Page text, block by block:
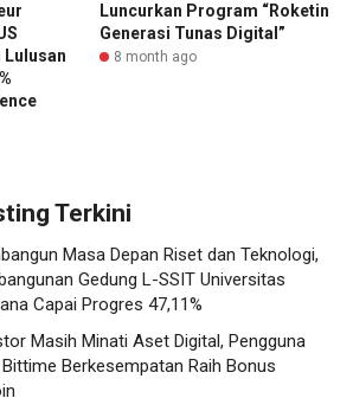
Lulusan
Luncurkan Program “Roketin
Generasi Tunas Digital”
8 month ago
Terkini
Masa Depan Riset dan Teknologi,
Gedung L-SSIT Universitas
Capai Progres 47,11%
Masih Minati Aset Digital, Pengguna
Bittime Berkesempatan Raih Bonus